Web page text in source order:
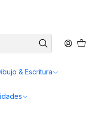
& Escritura
LAMY Z 27